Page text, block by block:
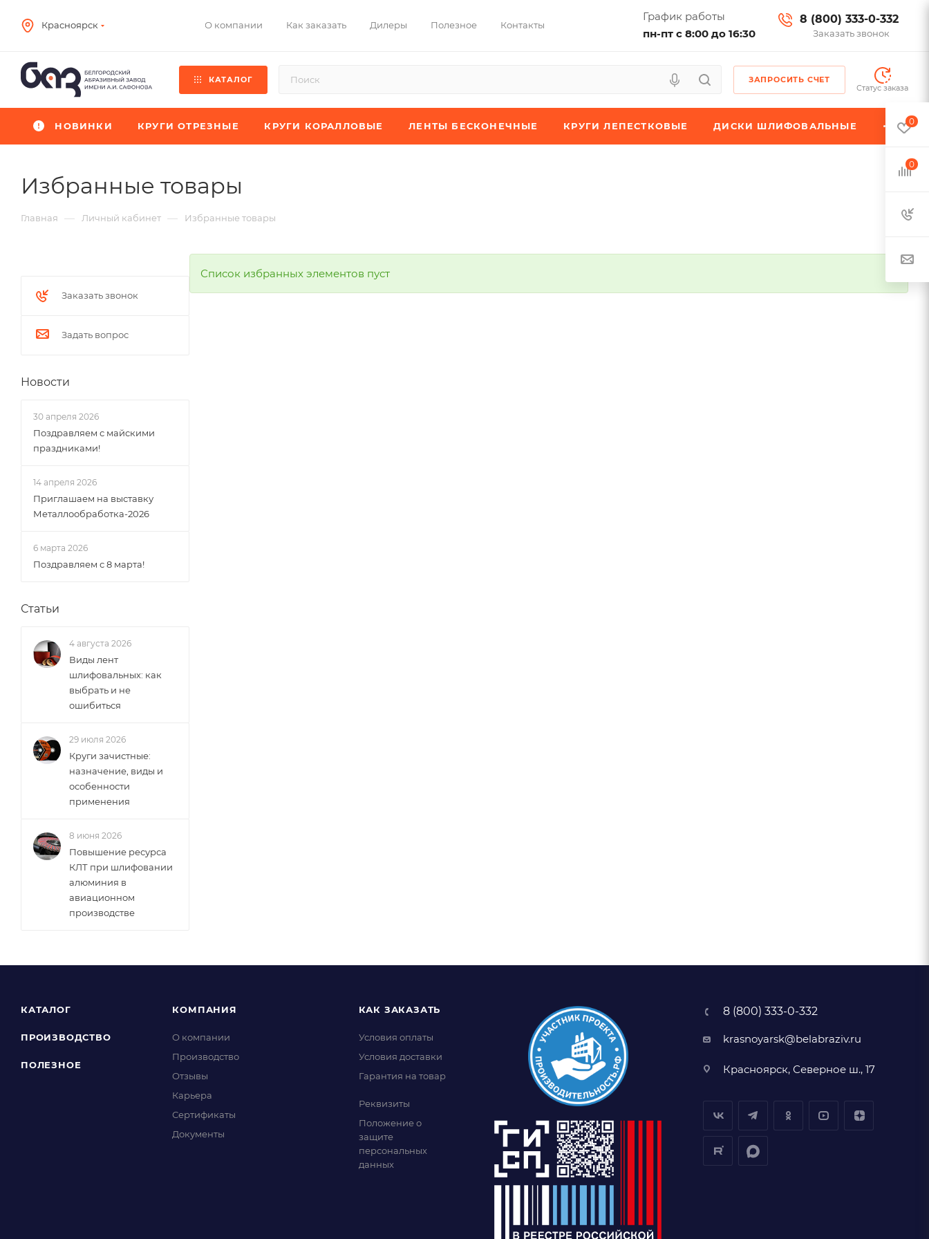
Красноярск О компании Как заказать Дилеры Полезное Контакты
График работы
пн-пт с 8:00 до 16:30
8 (800) 333-0-332
Заказать звонок
КАТАЛОГ
ЗАПРОСИТЬ СЧЕТ
Статус заказа
НОВИНКИ КРУГИ ОТРЕЗНЫЕ КРУГИ КОРАЛЛОВЫЕ ЛЕНТЫ БЕСКОНЕЧНЫЕ КРУГИ ЛЕПЕСТКОВЫЕ ДИСКИ ШЛИФОВАЛЬНЫЕ
Избранные товары
Главная — Личный кабинет — Избранные товары
Список избранных элементов пуст
Заказать звонок
Задать вопрос
Новости
30 апреля 2026
Поздравляем с майскими
праздниками!
14 апреля 2026
Приглашаем на выставку
Металлообработка-2026
6 марта 2026
Поздравляем с 8 марта!
Статьи
4 августа 2026
Виды лент
шлифовальных: как
выбрать и не
ошибиться
29 июля 2026
Круги зачистные:
назначение, виды и
особенности
применения
8 июня 2026
Повышение ресурса
КЛТ при шлифовании
алюминия в
авиационном
производстве
КАТАЛОГ
ПРОИЗВОДСТВО
ПОЛЕЗНОЕ
КОМПАНИЯ
О компании
Производство
Отзывы
Карьера
Сертификаты
Документы
КАК ЗАКАЗАТЬ
Условия оплаты
Условия доставки
Гарантия на товар
Реквизиты
Положение о
защите
персональных
данных
8 (800) 333-0-332
krasnoyarsk@belabraziv.ru
Красноярск, Северное ш., 17
0
0